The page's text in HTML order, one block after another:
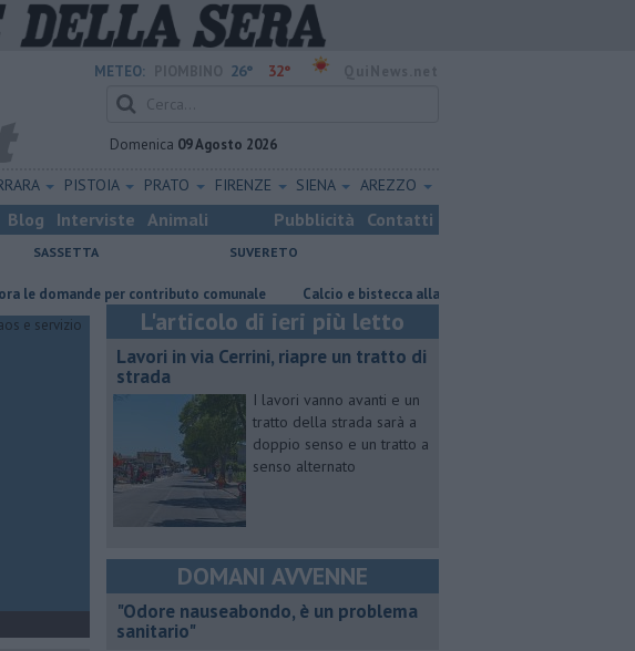
METEO: 26° 32°
Domenica 09 Agosto 2026
PISTOIA PRATO FIRENZE SIENA AREZZO
Blog Interviste Animali Pubblicità Contatti
SASSETTA SUVERETO
per contributo comunale Calcio e bistecca alla fiorentina
L'articolo di ieri più letto
Lavori in via Cerrini, riapre un tratto di
strada
I lavori vanno avanti e un
tratto della strada sarà a
doppio senso e un tratto a
senso alternato
DOMANI AVVENNE
"Odore nauseabondo, è un problema
sanitario"